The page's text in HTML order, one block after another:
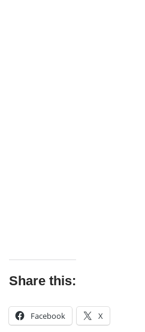
Share this:
Facebook X